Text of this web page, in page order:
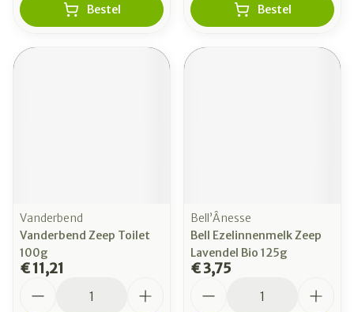
Bestel Bestel
Vanderbend
Vanderbend Zeep Toilet
100g
€ 11,21
Bell’Ânesse
Bell Ezelinnenmelk Zeep
Lavendel Bio 125g
€ 3,75